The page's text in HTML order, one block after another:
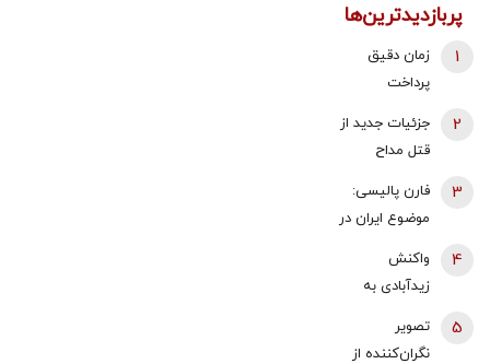
پربازدیدترین‌ها
زمان دقیق
پرداخت
بازنشستگان
تامین اجتماعی
اعلام شد
1
جزئیات جدید از
قتل مداح
قرار حمیدرضا
رجب‌زاده با یک
دختر بلاگر چه
بود؟/ پیکر او در
پیدا شده است
2
فارن پالیسی:
موضوع ایران در
آینده اسرائیل
نیست که
به‌تنهایی درباره
آن تصمیم
3
واکنش
زیدآبادی به
رضایی به
4
تصویر
نگران‌کننده از
5